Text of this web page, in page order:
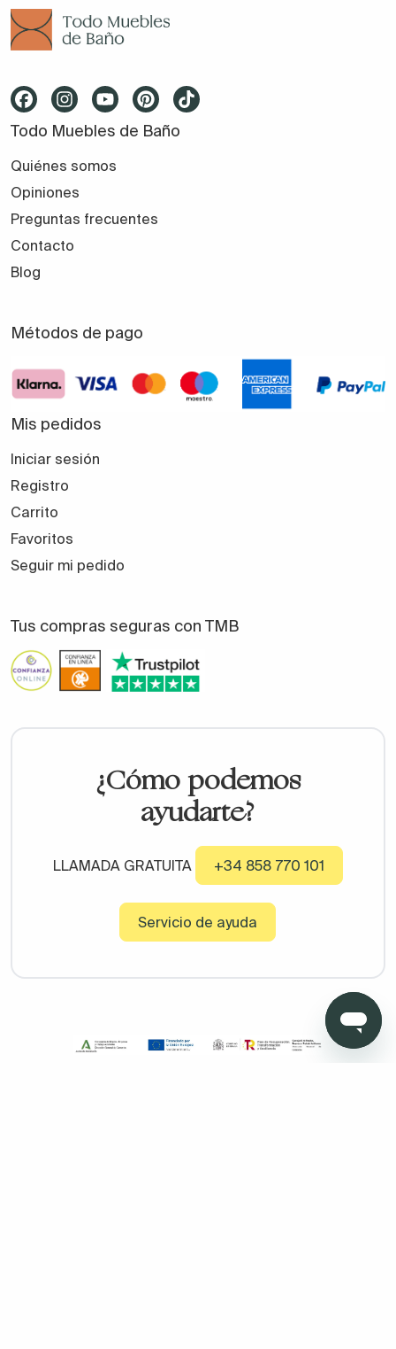
Todo Muebles de Baño
Quiénes somos
Opiniones
Preguntas frecuentes
Contacto
Blog
Métodos de pago
Mis pedidos
Iniciar sesión
Registro
Carrito
Favoritos
Seguir mi pedido
Tus compras seguras con TMB
¿Cómo podemos
ayudarte?
LLAMADA GRATUITA +34 858 770 101
Servicio de ayuda